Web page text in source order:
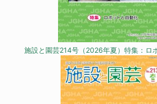
施設と園芸214号（2026年夏）特集：ロ